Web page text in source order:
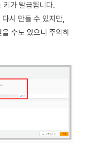
키가 발급됩니다.
시 만들 수 있지만,
수도 있으니 주의하